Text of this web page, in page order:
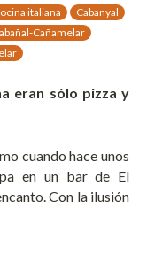
italiana
Cabanyal
Cañamelar
eran sólo pizza y
cuando hace unos
en un bar de El
Con la ilusión